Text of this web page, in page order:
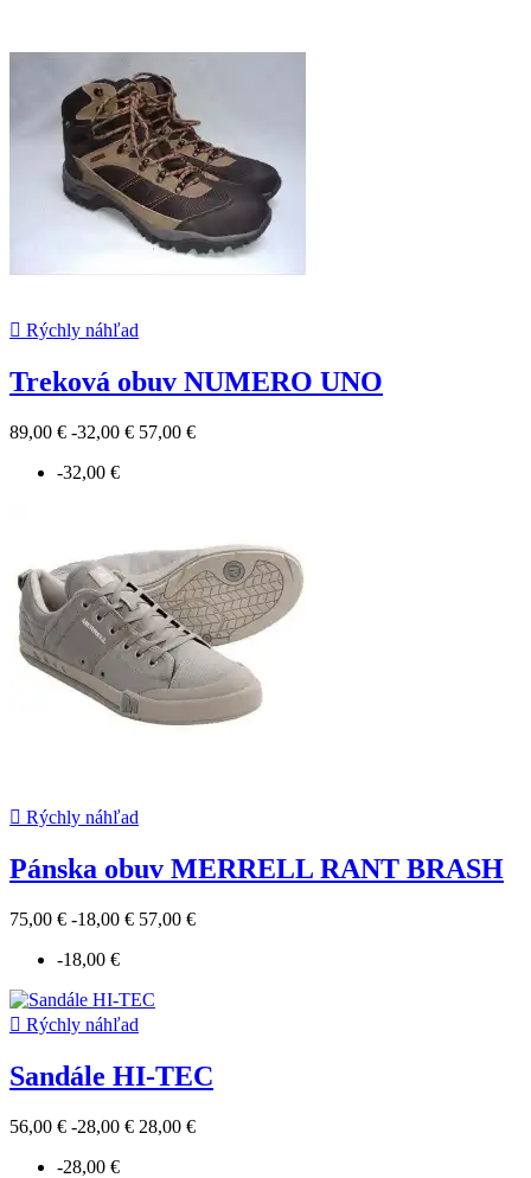
 Rýchly náhľad
Treková obuv NUMERO UNO
89,00 € -32,00 € 57,00 €
-32,00 €
 Rýchly náhľad
Pánska obuv MERRELL RANT BRASH
75,00 € -18,00 € 57,00 €
-18,00 €
 Rýchly náhľad
Sandále HI-TEC
56,00 € -28,00 € 28,00 €
-28,00 €